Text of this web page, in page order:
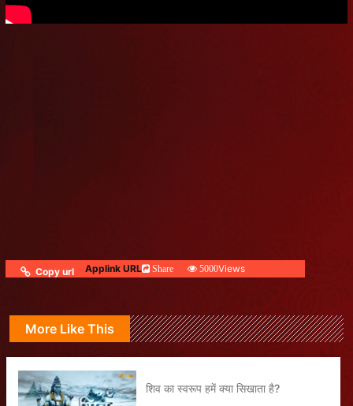
Copy url Applink URL Share 5000Views
More Like This
शिव का स्वरूप हमें क्या सिखाता है?